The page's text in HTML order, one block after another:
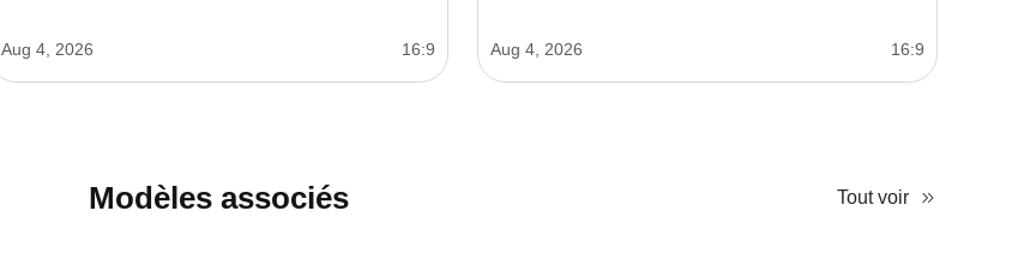
Aug 4, 2026 16:9 Aug 4, 2026 16:9
Modèles associés Tout voir